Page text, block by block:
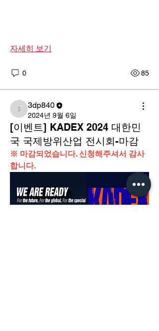
자세히 보기
0 85
3dp840
3dp840
2024년 9월 6일
[이벤트] KADEX 2024 대한민
국 국제방위산업 전시회-마감
※ 마감되었습니다. 신청해주셔서 감사
합니다.
소개